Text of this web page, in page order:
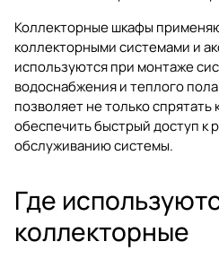
Коллекторные шкафы
коллекторными системами и
используются при монтаже
водоснабженияи теплого
позволяет не только
обеспечить быстрый доступ к
обслуживанию системы.
Где
коллекторные